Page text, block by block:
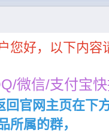
及侵权业务
您好，以下内容
微信/支付宝快
回官网主页在下
所属的群，